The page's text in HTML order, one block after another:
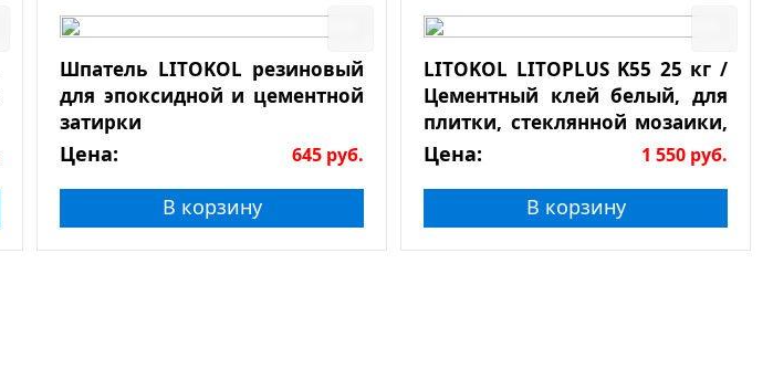
Шпатель LITOKOL резиновый
для эпоксидной и цементной
затирки
Цена: 645 руб.
В корзину
LITOKOL LITOPLUS K55 25 кг /
Цементный клей белый, для
плитки, стеклянной мозаики,
натурального камня
Цена: 1 550 руб.
В корзину